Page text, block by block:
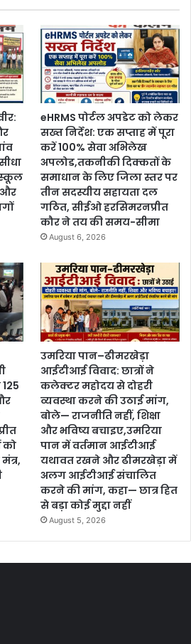
और
eHRMS पोर्टल अपडेट को लेकर
सख्त निर्देश: एक सप्ताह में पूरा
करें 100% सेवा अभिलेख
अपलोड,तकनीकी दिक्कतों के
समाधान के लिए जिला स्तर पर
तीन सदस्यीय सहायता दल
गठित, सीईओ हरसिमरनप्रीत
कौर ने तय की समय-सीमा
August 6, 2026
को
उमरिया पान–ढीमरखेड़ा
आईटीआई विवाद: छात्रों ने
कलेक्टर महोदय से दोहरी
व्यवस्था करने की उठाई मांग,
बोले— राजनीति नहीं, शिक्षा
और भविष्य बचाइए,उमरिया
पान में वर्तमान आईटीआई
यथावत रखने और ढीमरखेड़ा में
अलग आईटीआई संचालित
करने की मांग, कहा— छात्र हित
से बड़ा कोई मुद्दा नहीं
August 5, 2026